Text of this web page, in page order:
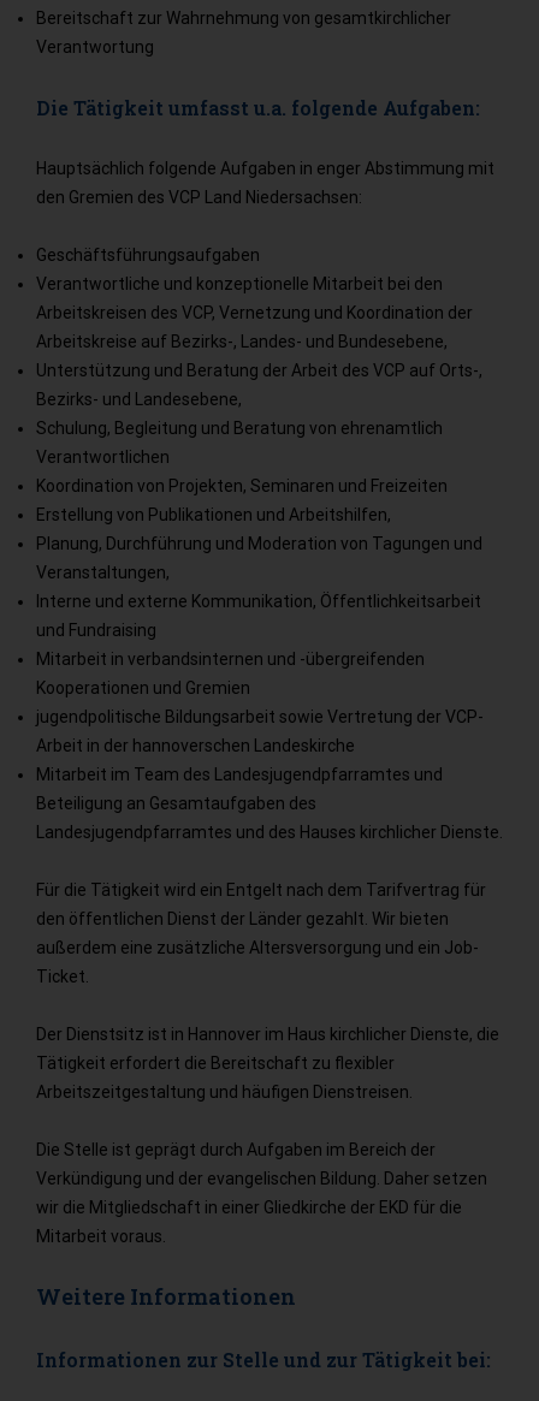
Bereitschaft zur Wahrnehmung von gesamtkirchlicher
Verantwortung
Die Tätigkeit umfasst u.a. folgende Aufgaben:
Hauptsächlich folgende Aufgaben in enger Abstimmung mit
den Gremien des VCP Land Niedersachsen:
Geschäftsführungsaufgaben
Verantwortliche und konzeptionelle Mitarbeit bei den
Arbeitskreisen des VCP, Vernetzung und Koordination der
Arbeitskreise auf Bezirks-, Landes- und Bundesebene,
Unterstützung und Beratung der Arbeit des VCP auf Orts-,
Bezirks- und Landesebene,
Schulung, Begleitung und Beratung von ehrenamtlich
Verantwortlichen
Koordination von Projekten, Seminaren und Freizeiten
Erstellung von Publikationen und Arbeitshilfen,
Planung, Durchführung und Moderation von Tagungen und
Veranstaltungen,
Interne und externe Kommunikation, Öffentlichkeitsarbeit
und Fundraising
Mitarbeit in verbandsinternen und -übergreifenden
Kooperationen und Gremien
jugendpolitische Bildungsarbeit sowie Vertretung der VCP-
Arbeit in der hannoverschen Landeskirche
Mitarbeit im Team des Landesjugendpfarramtes und
Beteiligung an Gesamtaufgaben des
Landesjugendpfarramtes und des Hauses kirchlicher Dienste.
Für die Tätigkeit wird ein Entgelt nach dem Tarifvertrag für
den öffentlichen Dienst der Länder gezahlt. Wir bieten
außerdem eine zusätzliche Altersversorgung und ein Job-
Ticket.
Der Dienstsitz ist in Hannover im Haus kirchlicher Dienste, die
Tätigkeit erfordert die Bereitschaft zu flexibler
Arbeitszeitgestaltung und häufigen Dienstreisen.
Die Stelle ist geprägt durch Aufgaben im Bereich der
Verkündigung und der evangelischen Bildung. Daher setzen
wir die Mitgliedschaft in einer Gliedkirche der EKD für die
Mitarbeit voraus.
Weitere Informationen
Informationen zur Stelle und zur Tätigkeit bei: